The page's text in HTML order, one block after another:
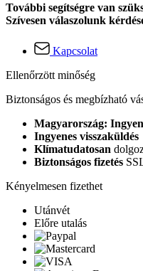
További segítségre van
Szívesen válaszolunk
Kapcsolat
Ellenőrzött minőség
Biztonságos és megbízható
Magyarország:
Ingyenes visszaküldés
Klímatudatosan
Biztonságos fizetés
Kényelmesen fizethet
Utánvét
Előre utalás